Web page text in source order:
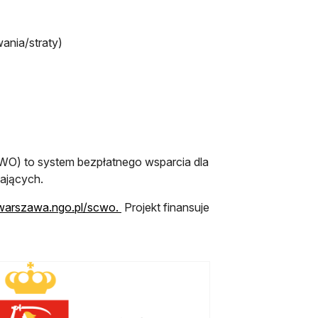
straty)
to system bezpłatnego wsparcia dla
scwo. Projekt finansuje